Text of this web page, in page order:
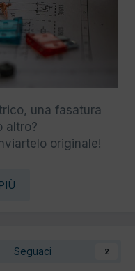
una fasatura
altro?
originale!
Seguaci 2